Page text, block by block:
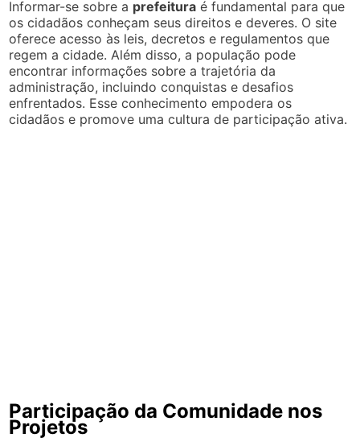
Informar-se sobre a prefeitura é fundamental para que
os cidadãos conheçam seus direitos e deveres. O site
oferece acesso às leis, decretos e regulamentos que
regem a cidade. Além disso, a população pode
encontrar informações sobre a trajetória da
administração, incluindo conquistas e desafios
enfrentados. Esse conhecimento empodera os
cidadãos e promove uma cultura de participação ativa.
Participação da Comunidade nos
Projetos